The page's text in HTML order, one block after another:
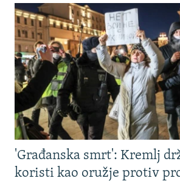
'Građanska smrt': Kremlj
koristi kao oružje protiv